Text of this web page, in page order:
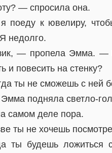
— спросила она.
поеду к ювелиру,
недолго.
— пропела Эмма. —
и повесить на стенку?
ты не сможешь с ней
подняла светло-
самом деле пора.
ты не хочешь
ты будешь ложиться